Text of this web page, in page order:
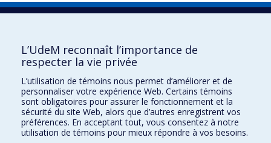
Nous remercions les unités de l’UdeM dont la Direction des immeubles, la
Direction des finances et le BRDV pour leur participation active à la mise en
œuvre du projet. Ce projet est financé grâce au Fonds de soutien à la
recherche du Canada.
Besoin d'aide?
Questions sur la plateforme
L’UdeM reconnaît l’importance de
respecter la vie privée
L’utilisation de témoins nous permet d’améliorer et de
personnaliser votre expérience Web. Certains témoins
sont obligatoires pour assurer le fonctionnement et la
sécurité du site Web, alors que d’autres enregistrent vos
préférences. En acceptant tout, vous consentez à notre
utilisation de témoins pour mieux répondre à vos besoins.